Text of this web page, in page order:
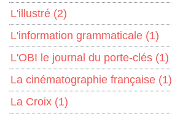
L'illustré (2)
L'information grammaticale (1)
L'OBI le journal du porte-clés (1)
La cinématographie française (1)
La Croix (1)